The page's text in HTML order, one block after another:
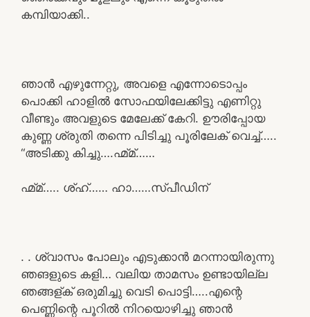
കമ്പിയാക്കി..
ഞാൻ എഴുന്നേറ്റു, അവളെ എന്നോടൊപ്പം
പൊക്കി ഹാളിൽ സോഫയിലേക്കിട്ടു എണിറ്റു
വീണ്ടും അവളുടെ മേലേക്ക് കേറി. ഊരിപ്പോയ
കുണ്ണ ശ്രുതി തന്നെ പിടിച്ചു പൂരിലേക് വെച്ച്…..
“അടിക്കു കിച്ചു….ഹ്മ്മ്……
ഹ്മ്മ്….. ശ്ഹ്…… ഹാ……സ്പീഡിന്
. . ശ്വാസം പോലും എടുക്കാൻ മറന്നായിരുന്നു
ഞങളുടെ കളി… വലിയ താമസം ഉണ്ടായില്ല
ഞങ്ങള്ക് ഒരുമിച്ചു വെടി പൊട്ടി…..എന്റെ
പെണ്ണിന്റെ പൂറിൽ നിറയൊഴിച്ചു ഞാൻ